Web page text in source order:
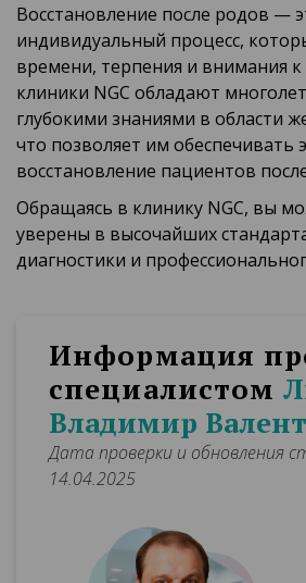
Восстановление после родов —
индивидуальный процесс,
времени, терпения и внимания к
клиники NGC обладают
глубокими знаниями в области
что позволяет им обеспечивать
восстановление пациентов
Обращаясь в клинику NGC, вы
уверены в высочайших
диагностики и
Информация
специалистом
Владимир
Дата проверки и обновления
14.04.2025